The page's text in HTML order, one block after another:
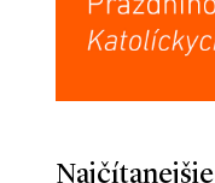
Najčítanejšie